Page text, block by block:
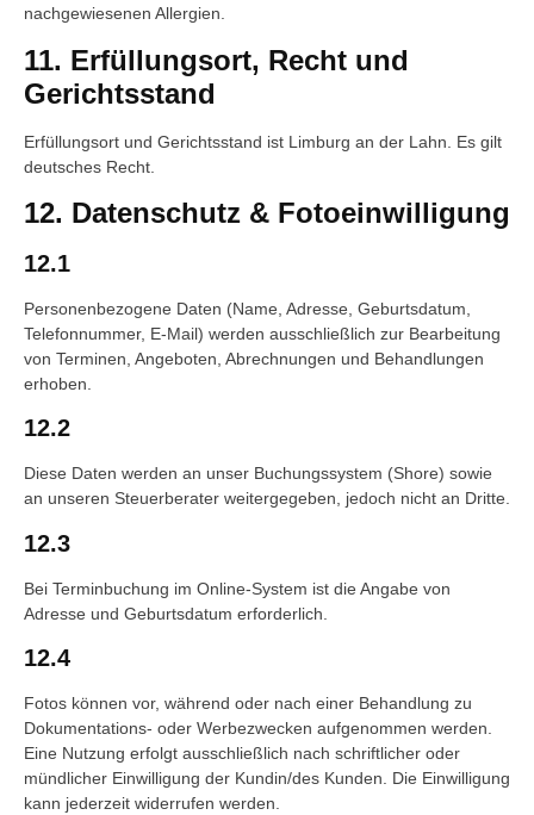
nachgewiesenen Allergien.
11. Erfüllungsort, Recht und
Gerichtsstand
Erfüllungsort und Gerichtsstand ist Limburg an der Lahn. Es gilt
deutsches Recht.
12. Datenschutz & Fotoeinwilligung
12.1
Personenbezogene Daten (Name, Adresse, Geburtsdatum,
Telefonnummer, E-Mail) werden ausschließlich zur Bearbeitung
von Terminen, Angeboten, Abrechnungen und Behandlungen
erhoben.
12.2
Diese Daten werden an unser Buchungssystem (Shore) sowie
an unseren Steuerberater weitergegeben, jedoch nicht an Dritte.
12.3
Bei Terminbuchung im Online-System ist die Angabe von
Adresse und Geburtsdatum erforderlich.
12.4
Fotos können vor, während oder nach einer Behandlung zu
Dokumentations- oder Werbezwecken aufgenommen werden.
Eine Nutzung erfolgt ausschließlich nach schriftlicher oder
mündlicher Einwilligung der Kundin/des Kunden. Die Einwilligung
kann jederzeit widerrufen werden.